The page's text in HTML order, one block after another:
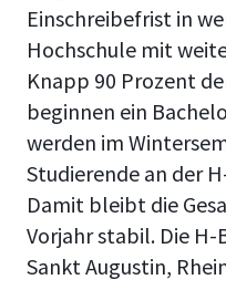
Einschreibefrist in
Hochschule mit
Knapp 90 Prozent
beginnen ein
werden im
Studierende an der
Damit bleibt die
Vorjahr stabil. Die
Sankt Augustin,